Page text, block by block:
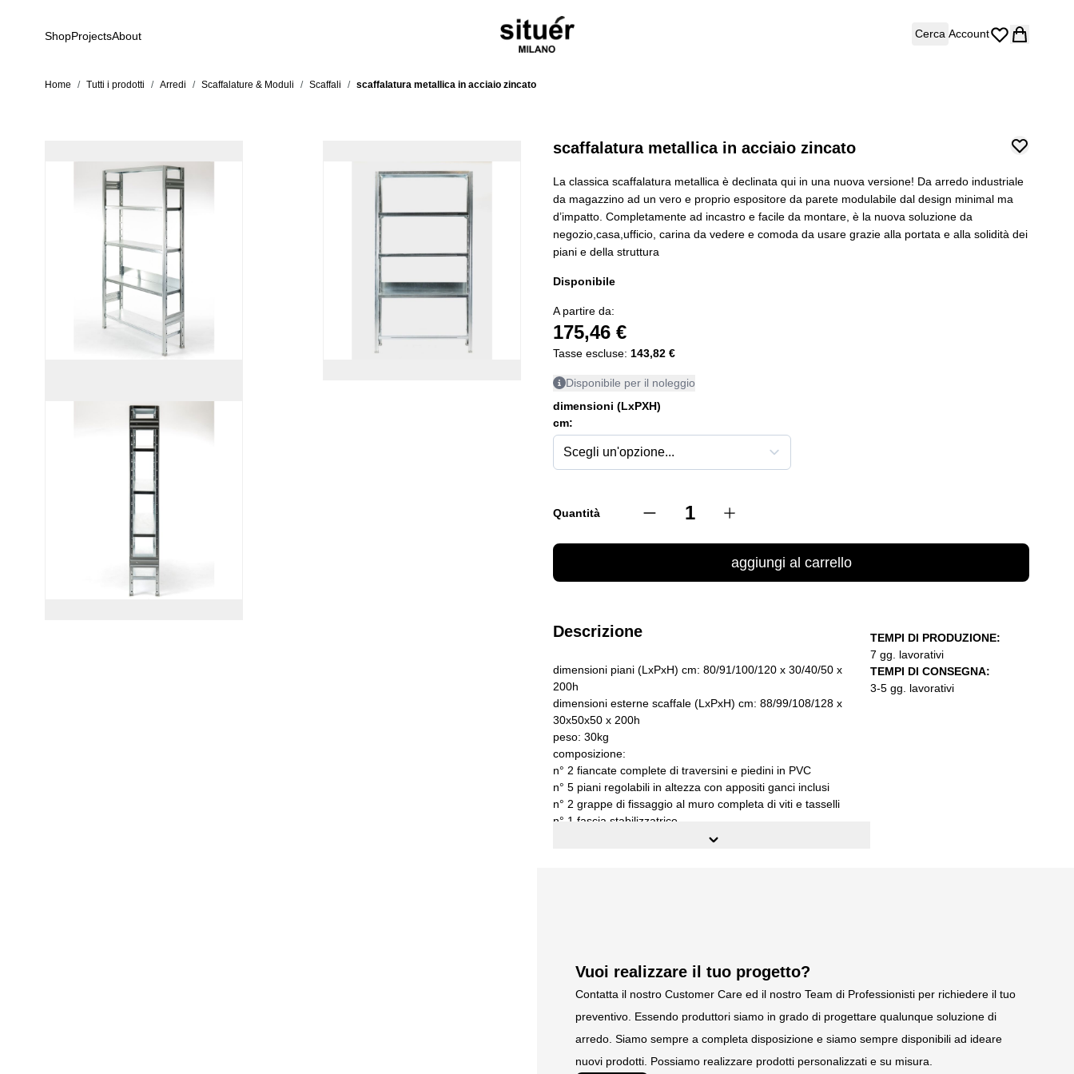
ShopProjectsAbout Cerca Account
Home / Tutti i prodotti / Arredi / Scaffalature & Moduli / Scaffali / scaffalatura metallica in acciaio zincato
scaffalatura metallica in acciaio zincato
La classica scaffalatura metallica è declinata qui in una nuova versione! Da arredo industriale
da magazzino ad un vero e proprio espositore da parete modulabile dal design minimal ma
d’impatto. Completamente ad incastro e facile da montare, è la nuova soluzione da
negozio,casa,ufficio, carina da vedere e comoda da usare grazie alla portata e alla solidità dei
piani e della struttura
Disponibile
A partire da:
175,46 €
Tasse escluse: 143,82 €
Disponibile per il noleggio
dimensioni (LxPXH)
cm:
Quantità
aggiungi al carrello
Descrizione
dimensioni piani (LxPxH) cm: 80/91/100/120 x 30/40/50 x
200h
dimensioni esterne scaffale (LxPxH) cm: 88/99/108/128 x
30x50x50 x 200h
peso: 30kg
composizione:
n° 2 fiancate complete di traversini e piedini in PVC
n° 5 piani regolabili in altezza con appositi ganci inclusi
n° 2 grappe di fissaggio al muro completa di viti e tasselli
n° 1 fascia stabilizzatrice
portata per ogni piano a carico uniformemente distribuito kg.
TEMPI DI PRODUZIONE:
7 gg. lavorativi
TEMPI DI CONSEGNA:
3-5 gg. lavorativi
Vuoi realizzare il tuo progetto?
Contatta il nostro Customer Care ed il nostro Team di Professionisti per richiedere il tuo
preventivo. Essendo produttori siamo in grado di progettare qualunque soluzione di
arredo. Siamo sempre a completa disposizione e siamo sempre disponibili ad ideare
nuovi prodotti. Possiamo realizzare prodotti personalizzati e su misura.